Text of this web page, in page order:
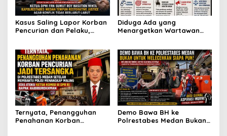
Kasus Saling Lapor Korban
Pencurian dan Pelaku,
Kapolrestabes Medan
Tempuh Restorative Justice
agar Konflik Tak Berlarut-
larut
Diduga Ada yang
Menargetkan Wartawan
Membantu Polisi
Menangkap Maling di Toko
Usaha Keluarganya
Ternyata, Penangguhan
Penahanan Korban
Demo Bawa BH ke
Polrestabes Medan Bukan